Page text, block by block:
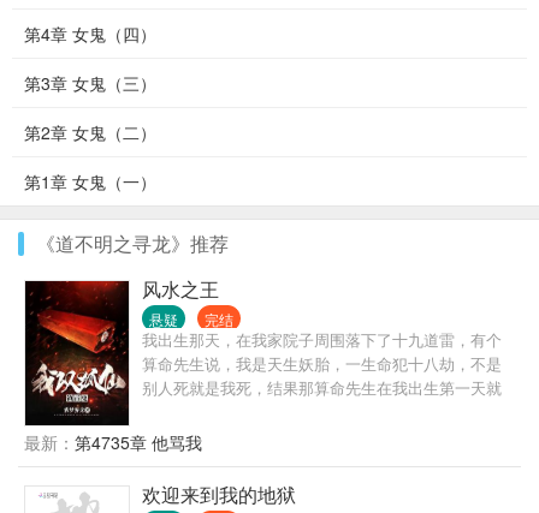
第4章 女鬼（四）
第3章 女鬼（三）
第2章 女鬼（二）
第1章 女鬼（一）
《道不明之寻龙》推荐
风水之王
悬疑 完结
我出生那天，在我家院子周围落下了十九道雷，有个
算命先生说，我是天生妖胎，一生命犯十八劫，不是
别人死就是我死，结果那算命先生在我出生第一天就
最新： 第4735章 他骂我
欢迎来到我的地狱